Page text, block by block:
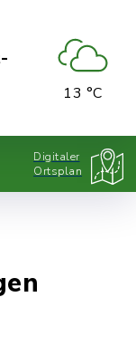
13 °C
Digitaler
Ortsplan